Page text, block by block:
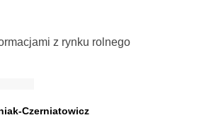
z rynku rolnego
Czerniatowicz